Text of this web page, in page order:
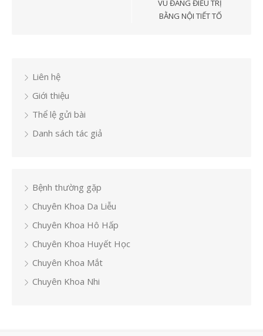
VÚ ĐANG ĐIỀU TRỊ
BẰNG NỘI TIẾT TỐ
Liên hệ
Giới thiệu
Thể lệ gửi bài
Danh sách tác giả
Bệnh thường gặp
Chuyên Khoa Da Liễu
Chuyên Khoa Hô Hấp
Chuyên Khoa Huyết Học
Chuyên Khoa Mắt
Chuyên Khoa Nhi